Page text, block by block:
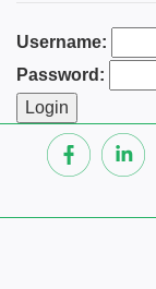
Username:
Password: